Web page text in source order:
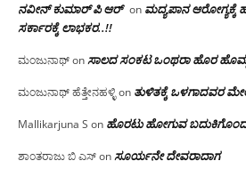
ನವೀನ್ ಕುಮಾರ್ ಪಿ ಆರ್ on ಮದ್ಯಪಾನ ಆರೋಗ್ಯಕ್ಕೆ
ಸರ್ಕಾರಕ್ಕೆ ಲಾಭಕರ..!!
ಮಂಜುನಾಥ್onಸಾಲದ ಸಂಕಟ ಒಂಥರಾ ಹೊರ
ಮಂಜುನಾಥ್ ಹೆತ್ತೇನಹಳ್ಳಿon ತುಳಿತಕ್ಕೆ ಒಳಗಾದವರ
Mallikarjuna S on ಹೊರಟು ಹೋಗುವ
ಶಾಂತರಾಜು ಬಿ ಎಸ್onಸೂರ್ಯನೇ ದೇವರಾದಾಗ